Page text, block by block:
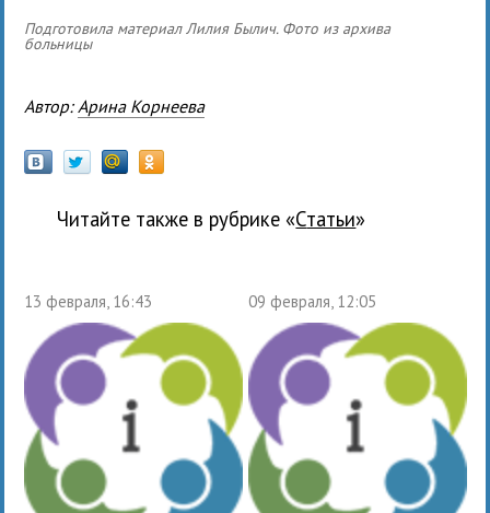
Подготовила материал Лилия Былич. Фото из архива
больницы
Автор: Арина Корнеева
Читайте также в рубрике « Статьи»
13 февраля, 16:43 09 февраля, 12:05